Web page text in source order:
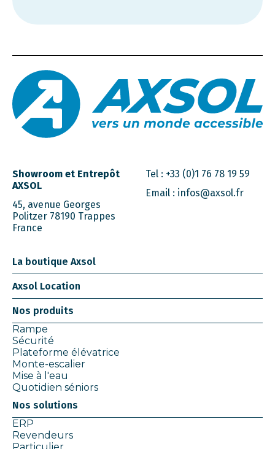
Showroom et Entrepôt
AXSOL
45, avenue Georges
Politzer 78190 Trappes
France
Tel : +33 (0)1 76 78 19 59
Email : infos@axsol.fr
La boutique Axsol
Axsol Location
Nos produits
Rampe
Sécurité
Plateforme élévatrice
Monte-escalier
Mise à l'eau
Quotidien séniors
Nos solutions
ERP
Revendeurs